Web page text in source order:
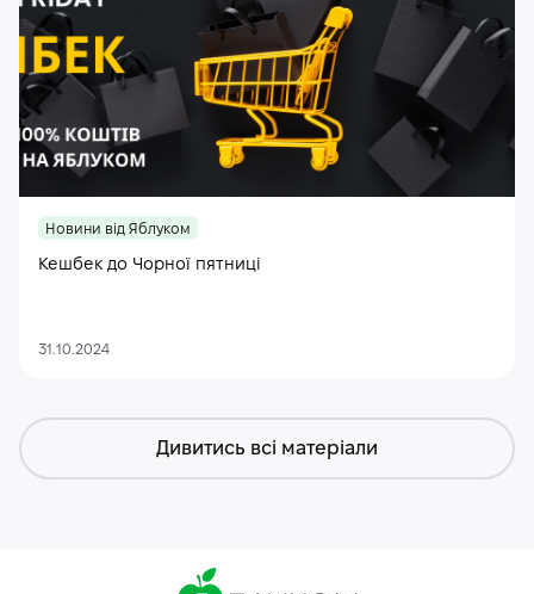
Новини від Яблуком
Кешбек до Чорної пятниці
31.10.2024
Дивитись всі матеріали